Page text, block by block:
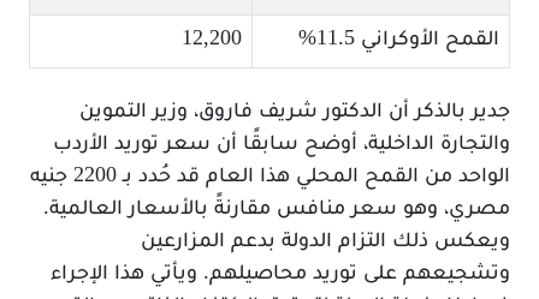
القمح الأوكراني 11.5% 12,200
جدير بالذكر أن الدكتور شريف فاروق، وزير التموين
والتجارة الداخلية، أوضح سابقًا أن سعر توريد الأردب
الواحد من القمح المحلي هذا العام قد حُدد بـ 2200 جنيه
مصري، وهو سعر منافس مقارنةً بالأسعار العالمية.
ويعكس ذلك التزام الدولة بدعم المزارعين
وتشجيعهم على توريد محاصيلهم. ويأتي هذا الإجراء